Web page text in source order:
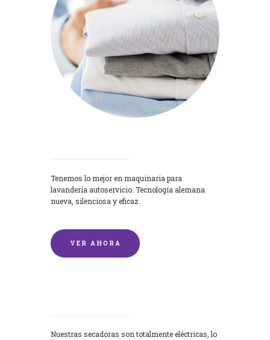
Tenemos lo mejor en maquinaria para
lavandería autoservicio. Tecnología alemana
nueva, silenciosa y eficaz.
VER AHORA
Nuestras secadoras son totalmente eléctricas, lo